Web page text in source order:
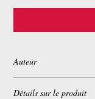
Auteur
Détails sur le produit